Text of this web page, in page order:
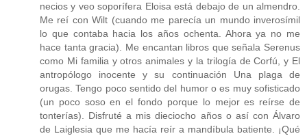
necios y veo soporífera Eloisa está debajo de un almendro.
Me reí con Wilt (cuando me parecía un mundo inverosímil
lo que contaba hacia los años ochenta. Ahora ya no me
hace tanta gracia). Me encantan libros que señala Serenus
como Mi familia y otros animales y la trilogía de Corfú, y El
antropólogo inocente y su continuación Una plaga de
orugas. Tengo poco sentido del humor o es muy sofisticado
(un poco soso en el fondo porque lo mejor es reírse de
tonterías). Disfruté a mis dieciocho años o así con Álvaro
de Laiglesia que me hacía reír a mandíbula batiente. ¡Qué